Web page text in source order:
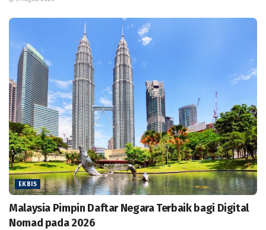
EKBIS
Malaysia Pimpin Daftar Negara Terbaik bagi Digital
Nomad pada 2026